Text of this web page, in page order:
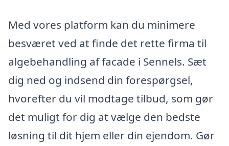
Med vores platform kan du minimere
besværet ved at finde det rette firma til
algebehandling af facade i Sennels. Sæt
dig ned og indsend din forespørgsel,
hvorefter du vil modtage tilbud, som gør
det muligt for dig at vælge den bedste
løsning til dit hjem eller din ejendom. Gør